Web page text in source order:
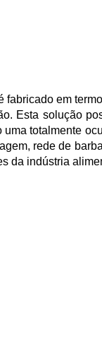
em
Esta solução
totalmente
rede de
da indústria